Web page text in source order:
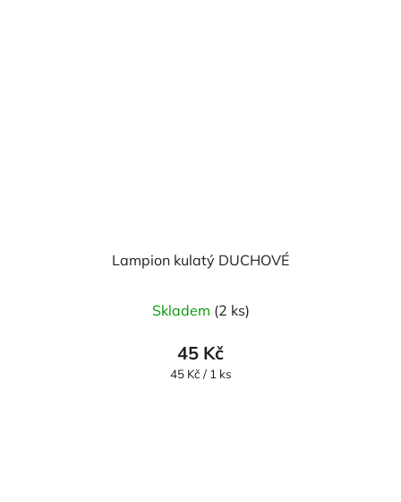
Lampion kulatý DUCHOVÉ
Skladem (2 ks)
45 Kč
Měrná
45 Kč / 1 ks